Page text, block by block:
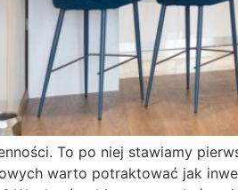
To po niej stawiamy
warto potraktować jak